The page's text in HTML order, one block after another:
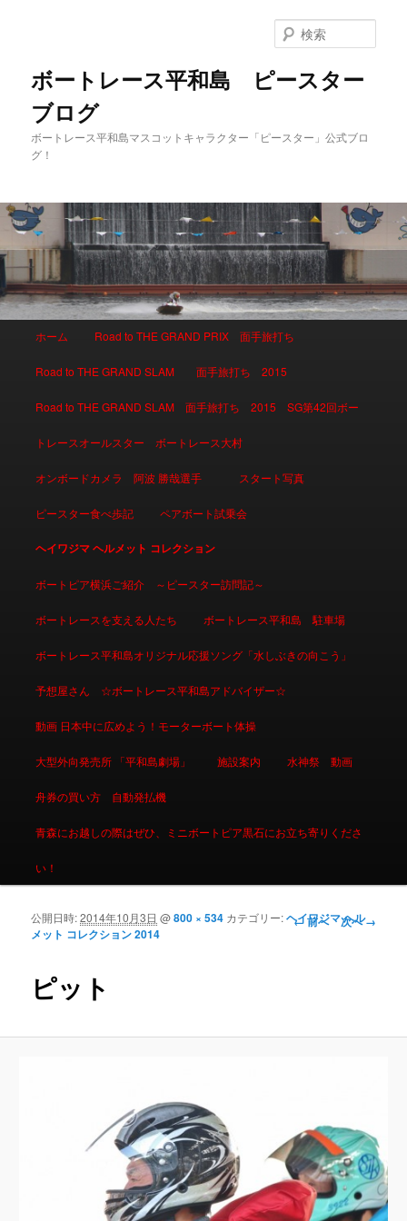
ボートレース平和島 ピースター
ブログ
ボートレース平和島マスコットキャラクター「ピースター」公式ブロ
グ！
索
メインコンテンツへ移動
サブコンテンツへ移動
ホーム Road to THE GRAND PRIX 面手旅打ち
Road to THE GRAND SLAM 面手旅打ち 2015
Road to THE GRAND SLAM 面手旅打ち 2015 SG第42回ボー
トレースオールスター ボートレース大村
オンボードカメラ 阿波 勝哉選手 スタート写真
ピースター食べ歩記 ペアボート試乗会
ヘイワジマ ヘルメット コレクション
ボートピア横浜ご紹介 ～ピースター訪問記～
ボートレースを支える人たち ボートレース平和島 駐車場
ボートレース平和島オリジナル応援ソング「水しぶきの向こう」
予想屋さん ☆ボートレース平和島アドバイザー☆
動画 日本中に広めよう！モーターボート体操
大型外向発売所 「平和島劇場」 施設案内 水神祭 動画
舟券の買い方 自動発払機
青森にお越しの際はぜひ、ミニボートピア黒石にお立ち寄りくださ
い！
画像ナビゲーシ
← 前へ 次へ →
ピット
公開日時:2014年10月3日 @800 × 534 カテゴリー:ヘイワジマ ヘル
メット コレクション 2014